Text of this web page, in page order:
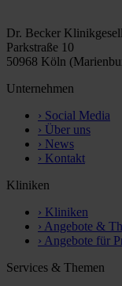
Dr. Becker
Parkstraße 10
50968 Köln
Unternehmen
› Social Media
› Über uns
› News
› Kontakt
Kliniken
› Kliniken
› Angebote &
› Angebote für
Services & Themen